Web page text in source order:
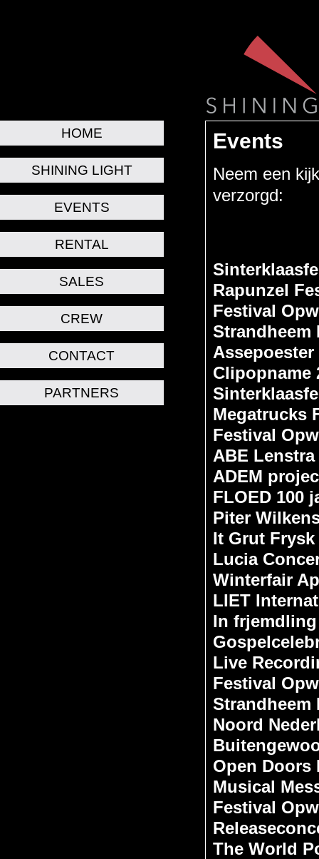
HOME
SHINING LIGHT
EVENTS
RENTAL
SALES
CREW
CONTACT
PARTNERS
Events
Neem een
verzorgd:
Rapunzel
Festival
Strandheem
Clipopname
Megatrucks
Festival
ABE
ADEM
FLOED 100
Piter
It Grut Frysk
Lucia
Winterfair
LIET
In frjemdling
Live
Festival
Strandheem
Noord
Open Doors
Musical
Festival
The World